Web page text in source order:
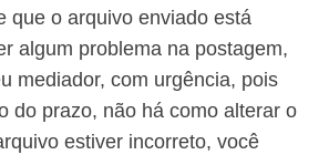
que o arquivo enviado está
algum problema na postagem,
mediador, com urgência, pois
do prazo, não há como alterar o
estiver incorreto, você